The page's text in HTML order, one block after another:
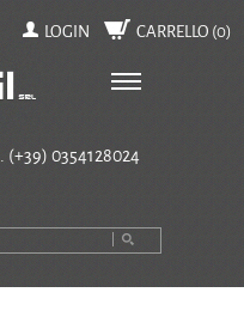
LOGIN CARRELLO (0)
(+39) 0354128024